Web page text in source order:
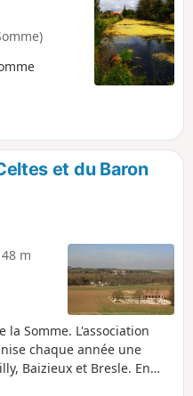
et du Baron
m
la Somme. L'association
chaque année une
Baizieux et Bresle. En